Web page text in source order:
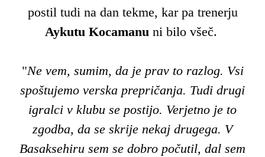
postil tudi na dan tekme, kar pa trenerju
Aykutu Kocamanuni bilo všeč.
"Ne vem, sumim, da je prav to razlog. Vsi
spoštujemo verska prepričanja. Tudi drugi
igralci v klubu se postijo. Verjetno je to
zgodba, da se skrije nekaj drugega. V
Basaksehiru sem se dobro počutil, dal sem